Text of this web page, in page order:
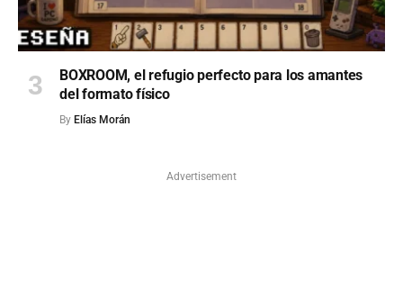
BOXROOM, el refugio perfecto para los amantes
del formato físico
By Elías Morán
Advertisement